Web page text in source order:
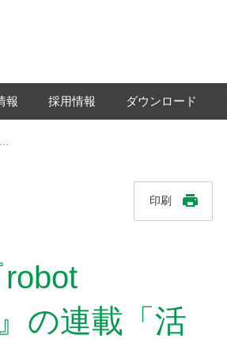
報 採用情報 ダウンロード
産業用ロボットの専門メディア『robot digest（ロボットダイジェスト）』の連載「活躍するロボジョ」にて当社をご紹介いただきました
の連載「活
印刷